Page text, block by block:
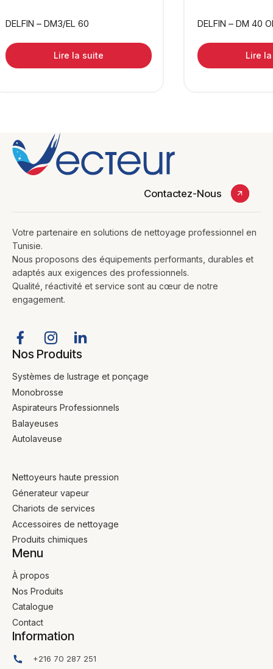
DELFIN – DM3/EL 60
Lire la suite
DELFIN – DM 40
Lire
Contactez-Nous
Votre partenaire en solutions de nettoyage professionnel en
Tunisie.
Nous proposons des équipements performants, durables et
adaptés aux exigences des professionnels.
Qualité, réactivité et service sont au cœur de notre
engagement.
Nos Produits
Systèmes de lustrage et ponçage
Monobrosse
Aspirateurs Professionnels
Balayeuses
Autolaveuse
Nettoyeurs haute pression
Génerateur vapeur
Chariots de services
Accessoires de nettoyage
Produits chimiques
Menu
À propos
Nos Produits
Catalogue
Contact
Information
+216 70 287 251